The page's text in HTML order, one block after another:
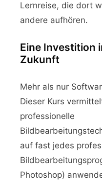
Lernreise, die dort
andere aufhören.
Eine Investition
Zukunft
Mehr als nur
Dieser Kurs
professionelle
auf fast jedes
Photoshop)